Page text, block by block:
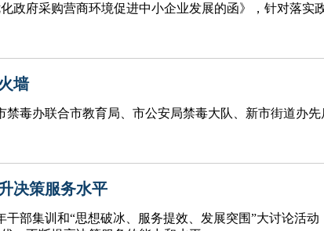
政府采购营商环境促进中小企业发展的函》，针对落实
墙
禁毒办联合市教育局、市公安局禁毒大队、新市街道办
决策服务水平
干部集训和“思想破冰、服务提效、发展突围”大讨论活